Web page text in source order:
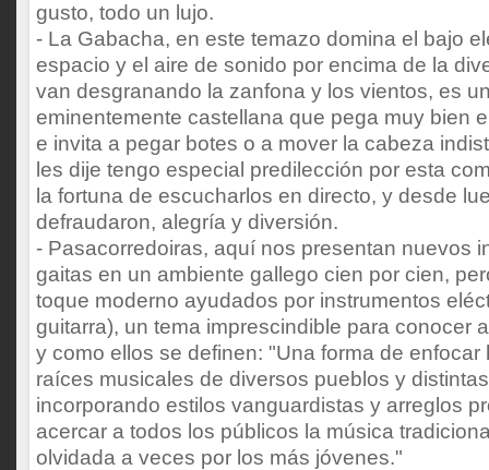
gusto, todo un lujo.
- La Gabacha, en este temazo domina el bajo
espacio y el aire de sonido por encima de la
van desgranando la zanfona y los vientos, es
eminentemente castellana que pega muy bien
e invita a pegar botes o a mover la cabeza
les dije tengo especial predilección por esta
la fortuna de escucharlos en directo, y desde
defraudaron, alegría y diversión.
- Pasacorredoiras, aquí nos presentan nuevos
gaitas en un ambiente gallego cien por cien,
toque moderno ayudados por instrumentos
guitarra), un tema imprescindible para conocer
y como ellos se definen: "Una forma de enfocar
raíces musicales de diversos pueblos y
incorporando estilos vanguardistas y arreglos
acercar a todos los públicos la música
olvidada a veces por los más jóvenes."